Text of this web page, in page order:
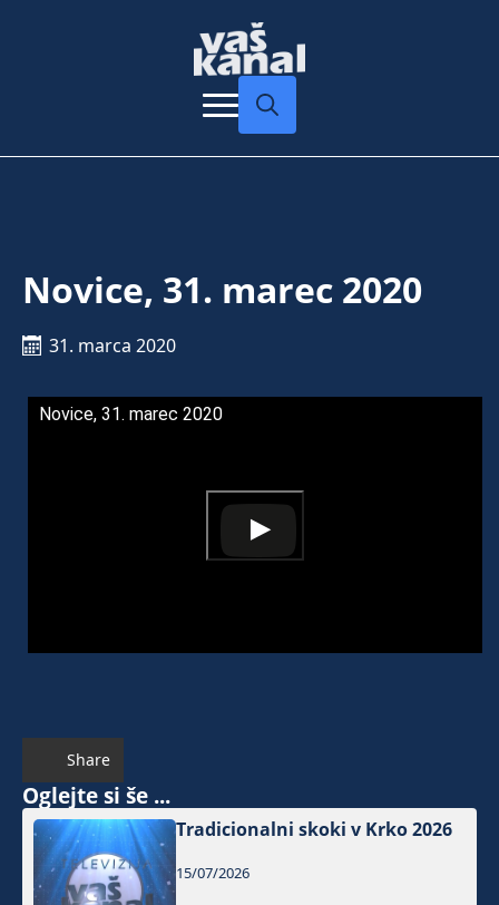
Novice, 31. marec 2020
31. marca 2020
Novice, 31. marec 2020
Share
Oglejte si še ...
Tradicionalni skoki v Krko 2026
15/07/2026